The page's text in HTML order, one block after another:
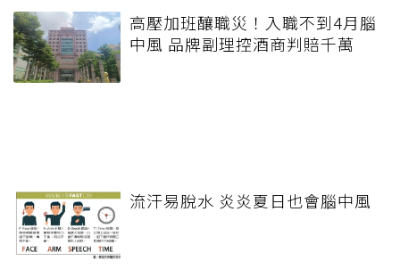
高壓加班釀職災！入職不到4月腦
中風 品牌副理控酒商判賠千萬
流汗易脫水 炎炎夏日也會腦中風